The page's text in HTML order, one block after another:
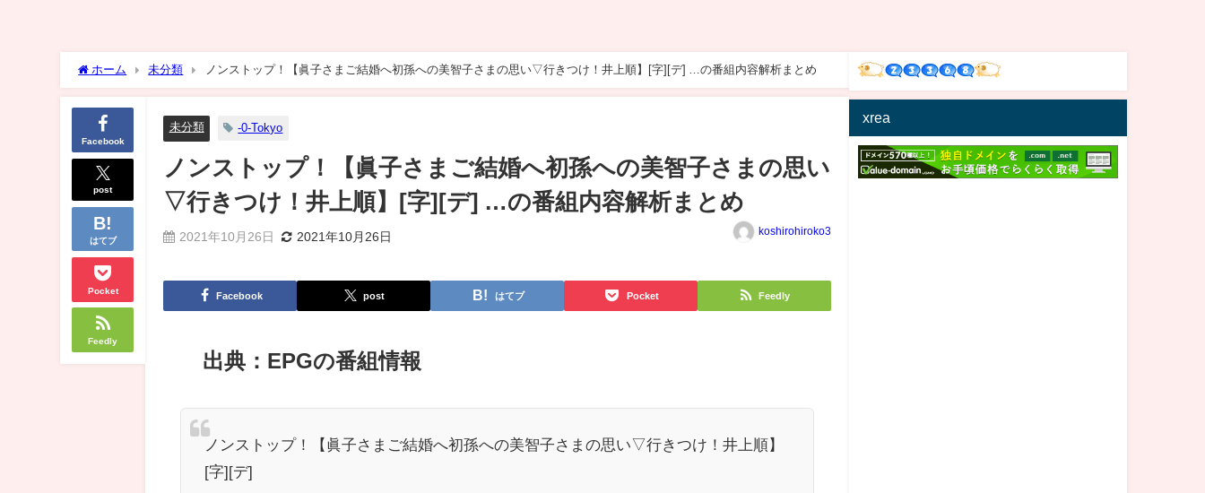
ホーム 未分類 ノンストップ！【眞子さまご結婚へ初孫への美智子さまの思い▽行きつけ！井上順】[字][デ] …の番組内容解析まとめ
Facebook
post
はてブ
Pocket
Feedly
未分類 -0-Tokyo
ノンストップ！【眞子さまご結婚へ初孫への美智子さまの思い
▽行きつけ！井上順】[字][デ] …の番組内容解析まとめ
2021年10月26日 2021年10月26日 koshirohiroko3
Facebook post はてブ Pocket Feedly
出典：EPGの番組情報
ノンストップ！【眞子さまご結婚へ初孫への美智子さまの思い▽行きつけ！井上順】
[字][デ]
xrea